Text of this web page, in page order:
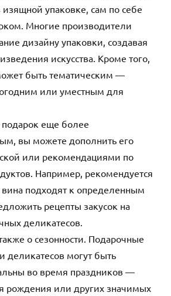
изящной упаковке, сам по себе
Многие производители
дизайну упаковки, создавая
искусства. Кроме того,
быть тематическим —
или уместным для
подарок еще более
вы можете дополнить его
или рекомендациями по
Например, рекомендуется
вина подходят к определенным
рецепты закусок на
деликатесов.
о сезонности. Подарочные
деликатесов могут быть
во время праздников —
рождения или других значимых